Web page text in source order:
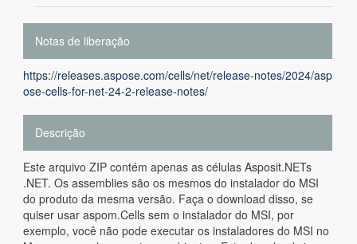
Notas de liberação
https://releases.aspose.com/cells/net/release-notes/2024/asp
ose-cells-for-net-24-2-release-notes/
Descrição
Este arquivo ZIP contém apenas as células Asposit.NETs
.NET. Os assemblies são os mesmos do instalador do MSI
do produto da mesma versão. Faça o download disso, se
quiser usar aspom.Cells sem o instalador do MSI, por
exemplo, você não pode executar os instaladores do MSI no